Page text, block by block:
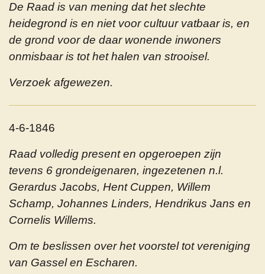
De Raad is van mening dat het slechte
heidegrond is en niet voor cultuur vatbaar is, en
de grond voor de daar wonende inwoners
onmisbaar is tot het halen van strooisel.
Verzoek afgewezen.
4-6-1846
Raad volledig present en opgeroepen zijn
tevens 6 grondeigenaren, ingezetenen n.l.
Gerardus Jacobs, Hent Cuppen, Willem
Schamp, Johannes Linders, Hendrikus Jans en
Cornelis Willems.
Om te beslissen over het voorstel tot vereniging
van Gassel en Escharen.